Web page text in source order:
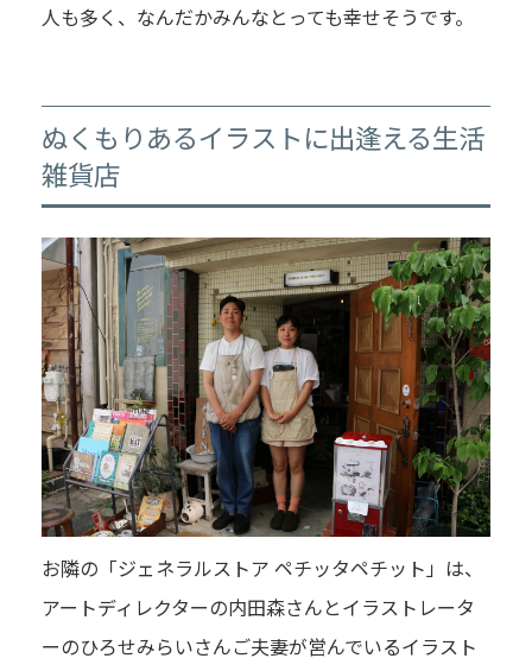
人も多く、なんだかみんなとっても幸せそうです。
ぬくもりあるイラストに出逢える生活
雑貨店
お隣の「ジェネラルストア ペチッタペチット」は、
アートディレクターの内田森さんとイラストレータ
ーのひろせみらいさんご夫妻が営んでいるイラスト